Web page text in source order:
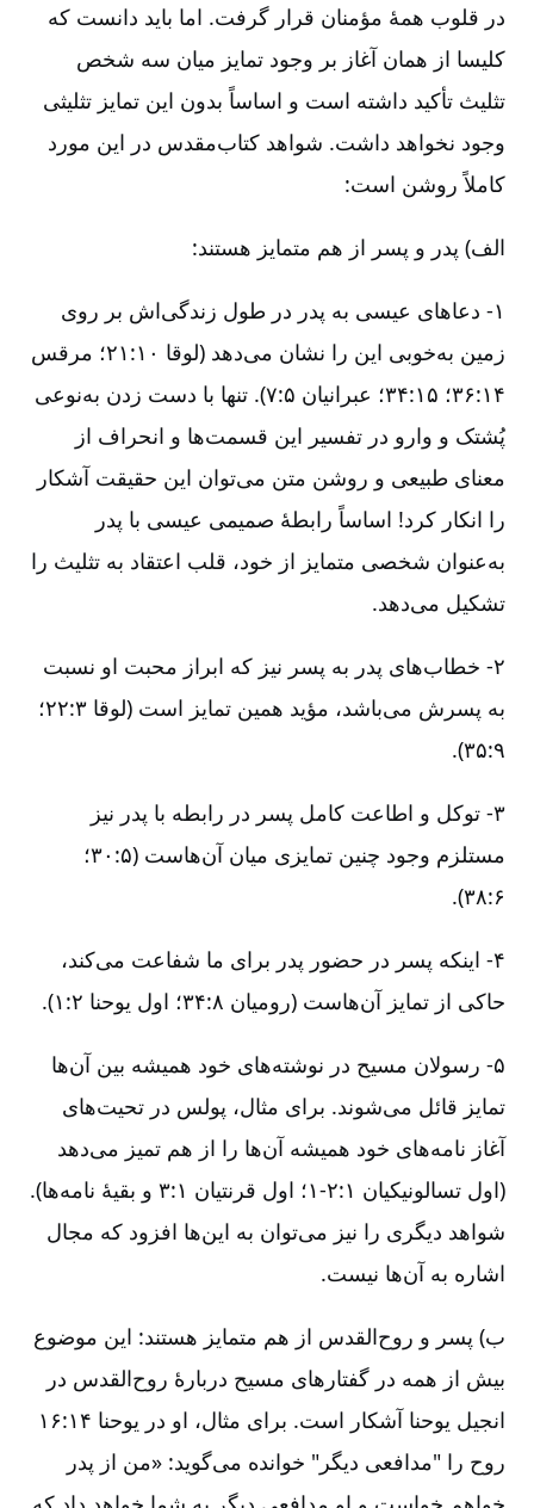
در قلوب همۀ مؤمنان قرار گرفت. اما باید دانست که
کلیسا از همان آغاز بر وجود تمایز میان سه شخص
تثلیث تأکید داشته است و اساساً بدون این تمایز تثلیثی
وجود نخواهد داشت. شواهد کتاب‌مقدس در این مورد
کاملاً روشن است:
الف) پدر و پسر از هم متمایز هستند:
۱- دعاهای عیسی به پدر در طول زندگی‌اش بر روی
زمین به‌‌خوبی این را نشان می‌دهد (لوقا ۱۰:‏۲۱؛ مرقس
۱۴:‏۳۶؛ ۱۵:‏۳۴؛ عبرانیان ۵:‏۷). تنها با دست زدن به‌‌نوعی
پُشتک و وارو در تفسیر این قسمت‌ها و انحراف از
معنای طبیعی و روشن متن می‌توان این حقیقت آشکار
را انکار کرد! اساساً رابطۀ صمیمی عیسی با پدر
به‌‌عنوان شخصی متمایز از خود، قلب اعتقاد به تثلیث را
تشکیل می‌دهد.
۲- خطاب‌های پدر به پسر نیز که ابراز محبت او نسبت
به پسرش می‌باشد، مؤید همین تمایز است (لوقا ۳:‏۲۲؛
۹:‏۳۵).
۳- توکل و اطاعت کامل پسر در رابطه با پدر نیز
مستلزم وجود چنین تمایزی میان آن‌هاست (۵:‏۳۰؛
۶:‏۳۸).
۴- اینکه پسر در حضور پدر برای ما شفاعت می‌کند،
حاکی از تمایز آن‌هاست (رومیان ۸:‏۳۴؛ اول یوحنا ۲:‏۱).
۵- رسولان مسیح در نوشته‌های خود همیشه بین آن‌ها
تمایز قائل می‌شوند. برای مثال، پولس در تحیت‌های
آغاز نامه‌های خود همیشه آن‌ها را از هم تمیز می‌دهد
(اول تسالونیکیان ۱:‏۱-۲؛ اول قرنتیان ۱:‏۳ و بقیۀ نامه‌ها).
شواهد دیگری را نیز می‌توان به این‌ها افزود که مجال
اشاره به آن‌ها نیست.
ب) پسر و روح‌القدس از هم متمایز هستند: این موضوع
بیش از همه در گفتارهای مسیح دربارۀ روح‌القدس در
انجیل یوحنا آشکار است. برای مثال، او در یوحنا ۱۴:‏۱۶
روح را "مدافعی دیگر" خوانده می‌گوید: «من از پدر